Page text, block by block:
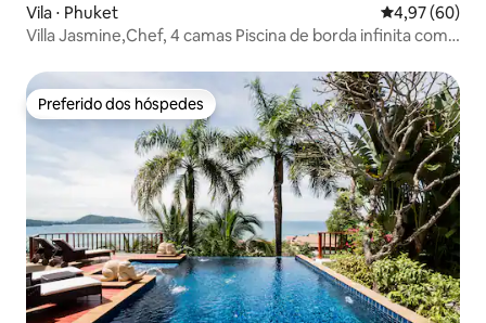
Vila ⋅ Phuket 4,97 de uma
4,97 (60)
Villa Jasmine,Chef, 4 camas Piscina de borda infinita com
Preferido dos hóspedes
Preferido dos hóspedes